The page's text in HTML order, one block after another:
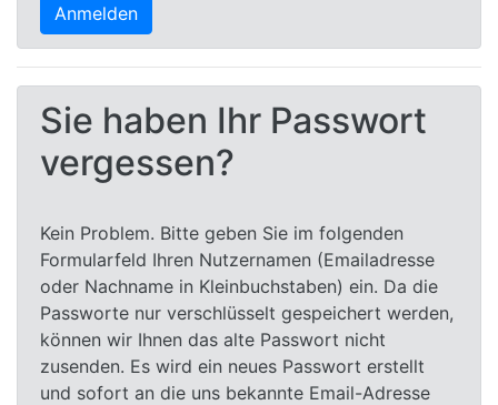
Sie haben Ihr Passwort
vergessen?
Kein Problem. Bitte geben Sie im folgenden
Formularfeld Ihren Nutzernamen (Emailadresse
oder Nachname in Kleinbuchstaben) ein. Da die
Passworte nur verschlüsselt gespeichert werden,
können wir Ihnen das alte Passwort nicht
zusenden. Es wird ein neues Passwort erstellt
und sofort an die uns bekannte Email-Adresse